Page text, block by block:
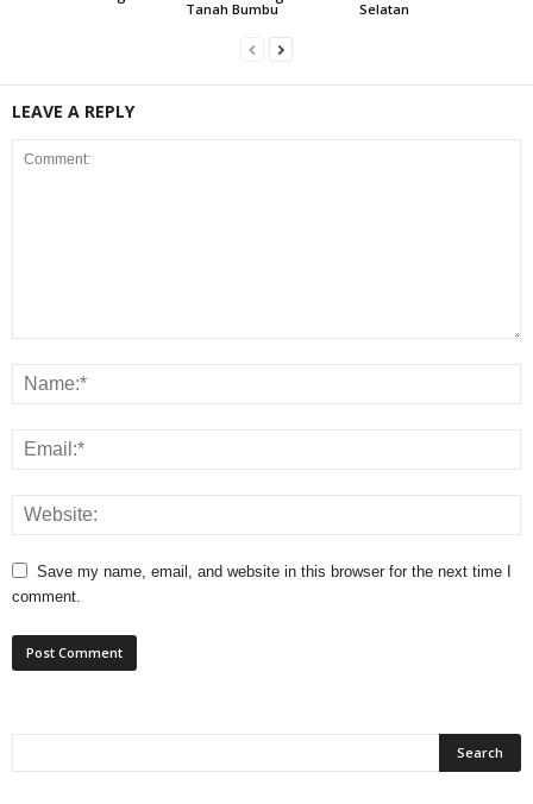
Tanah Bumbu
Selatan
LEAVE A REPLY
Save my name, email, and website in this browser for the next time I
comment.